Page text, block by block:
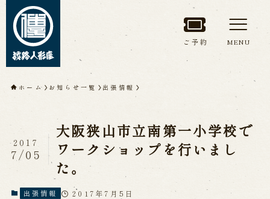
トップページ
淡路人形座について
淡路人形座とは
座員紹介
人間国宝 故鶴澤友路師匠
淡路人形座の成り立ち
淡路人形座で研修した人々
淡路人形浄瑠璃を受け継いで
ご予約 MENU
ホーム お知らせ一覧 出張情報
大阪狭山市立南第一小学校で
ワークショップを行いまし
た。
2017
7/05
出張情報 2017年7月5日